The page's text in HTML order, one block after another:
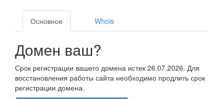
Основное Whois
Домен ваш?
Срок регистрации вашего домена истек 26.07.2026. Для
восстановления работы сайта необходимо продлить срок
регистрации домена.